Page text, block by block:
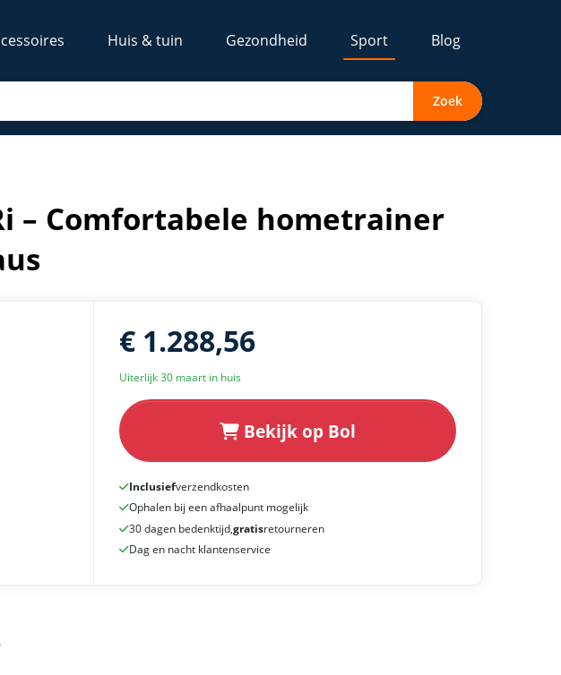
Huis & tuin Gezondheid Sport Blog
Zoek
– Comfortabele hometrainer
€ 1.288,56
Uiterlijk 30 maart in huis
Bekijk op Bol
Inclusiefverzendkosten
Ophalen bij een afhaalpunt mogelijk
30 dagen bedenktijd,gratisretourneren
Dag en nacht klantenservice